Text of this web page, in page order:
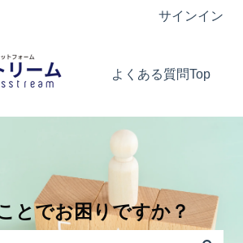
ブメニューを表示 サインイン
よくある質問Top
とでお困りですか？